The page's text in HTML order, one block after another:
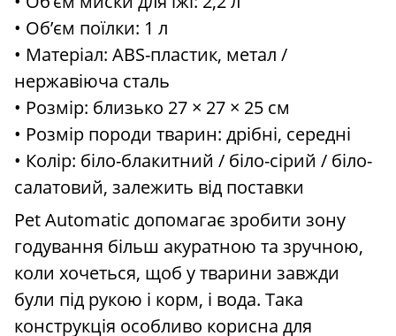
• Об’єм поїлки: 1 л
• Матеріал: ABS-пластик, метал /
нержавіюча сталь
• Розмір: близько 27 × 27 × 25 см
• Розмір породи тварин: дрібні, середні
• Колір: біло-блакитний / біло-сірий / біло-
салатовий, залежить від поставки
Pet Automatic допомагає зробити зону
годування більш акуратною та зручною,
коли хочеться, щоб у тварини завжди
були під рукою і корм, і вода. Така
конструкція особливо корисна для